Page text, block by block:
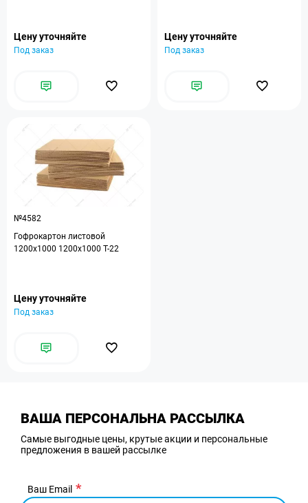
Цену уточняйте
Под заказ
Цену уточняйте
Под заказ
№4582
Гофрокартон листовой
1200x1000 1200x1000 Т-22
Цену уточняйте
Под заказ
ВАША ПЕРСОНАЛЬНА РАССЫЛКА
Самые выгодные цены, крутые акции и персональные
предложения в вашей рассылке
Ваш Email